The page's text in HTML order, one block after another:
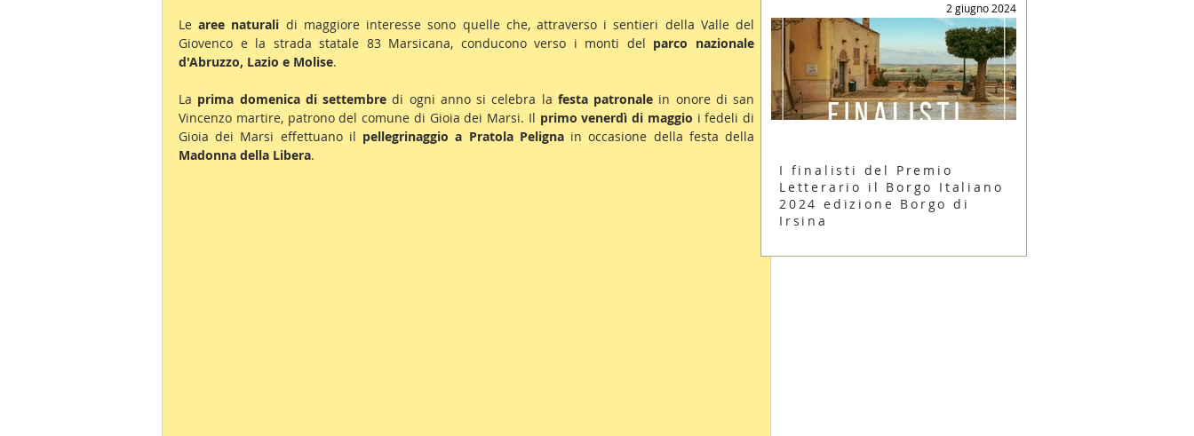
Le aree naturali di maggiore interesse sono quelle che, attraverso i sentieri della Valle del
Giovenco e la strada statale 83 Marsicana, conducono verso i monti del parco nazionale
d'Abruzzo, Lazio e Molise.
La prima domenica di settembre di ogni anno si celebra la festa patronale in onore di san
Vincenzo martire, patrono del comune di Gioia dei Marsi. Il primo venerdì di maggio i fedeli di
Gioia dei Marsi effettuano il pellegrinaggio a Pratola Peligna
Madonna della Libera.
2 giugno 2024
I finalisti del Premio
Letterario il Borgo Italiano
2024 edizione Borgo di
Irsina